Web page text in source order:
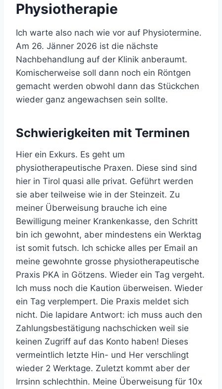
Physiotherapie
Ich warte also nach wie vor auf Physiotermine.
Am 26. Jänner 2026 ist die nächste
Nachbehandlung auf der Klinik anberaumt.
Komischerweise soll dann noch ein Röntgen
gemacht werden obwohl dann das Stückchen
wieder ganz angewachsen sein sollte.
Schwierigkeiten mit Terminen
Hier ein Exkurs. Es geht um
physiotherapeutische Praxen. Diese sind sind
hier in Tirol quasi alle privat. Geführt werden
sie aber teilweise wie in der Steinzeit. Zu
meiner Überweisung brauche ich eine
Bewilligung meiner Krankenkasse, den Schritt
bin ich gewohnt, aber mindestens ein Werktag
ist somit futsch. Ich schicke alles per Email an
meine gewohnte grosse physiotherapeutische
Praxis PKA in Götzens. Wieder ein Tag vergeht.
Ich muss noch die Kaution überweisen. Wieder
ein Tag verplempert. Die Praxis meldet sich
nicht. Die lapidare Antwort: ich muss auch den
Zahlungsbestätigung nachschicken weil sie
keinen Zugriff auf das Konto haben! Dieses
vermeintlich letzte Hin- und Her verschlingt
wieder 2 Werktage. Zuletzt kommt aber der
Irrsinn schlechthin. Meine Überweisung für 10x